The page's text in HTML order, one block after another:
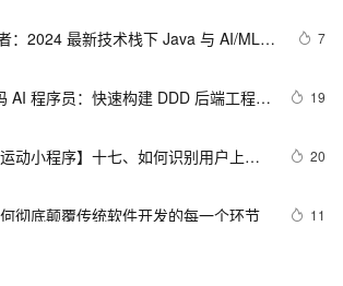
：2024 最新技术栈下 Java 与 AI/ML
7
AI 程序员：快速构建 DDD 后端工程模
19
运动小程序】十七、如何识别用户上传
20
彻底颠覆传统软件开发的每一个环节 11
七：基于mediapipe的虚拟鼠标控制